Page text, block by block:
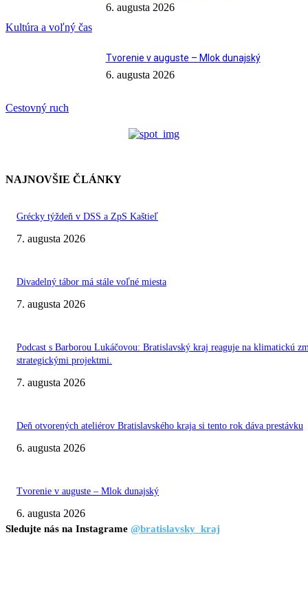
Kultúra a voľný čas
6. augusta 2026
Cestovný ruch
Tvorenie v auguste – Mlok dunajský
6. augusta 2026
NAJNOVŠIE ČLÁNKY
Grécky týždeň v DSS a ZpS Kaštieľ
7. augusta 2026
Divadelný tábor má stále voľné miesta
7. augusta 2026
Podcast s Barborou Lukáčovou: Bratislavský kraj reaguje na klimatickú
strategickými projektmi.
7. augusta 2026
Deň otvorených ateliérov Bratislavského kraja si tento rok dáva prestávku
6. augusta 2026
Tvorenie v auguste – Mlok dunajský
6. augusta 2026
Sledujte nás na Instagrame @bratislavsky_kraj